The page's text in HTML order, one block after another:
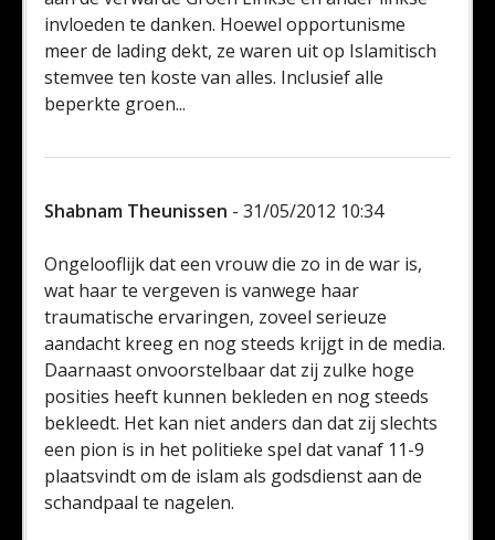
invloeden te danken. Hoewel opportunisme
meer de lading dekt, ze waren uit op Islamitisch
stemvee ten koste van alles. Inclusief alle
beperkte groen...
Shabnam Theunissen - 31/05/2012 10:34
Ongelooflijk dat een vrouw die zo in de war is,
wat haar te vergeven is vanwege haar
traumatische ervaringen, zoveel serieuze
aandacht kreeg en nog steeds krijgt in de media.
Daarnaast onvoorstelbaar dat zij zulke hoge
posities heeft kunnen bekleden en nog steeds
bekleedt. Het kan niet anders dan dat zij slechts
een pion is in het politieke spel dat vanaf 11-9
plaatsvindt om de islam als godsdienst aan de
schandpaal te nagelen.